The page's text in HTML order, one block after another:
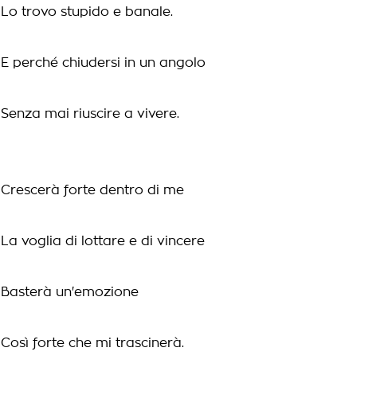
Lo trovo stupido e banale.
E perché chiudersi in un angolo
Senza mai riuscire a vivere.
Crescerà forte dentro di me
La voglia di lottare e di vincere
Basterà un'emozione
Così forte che mi trascinerà.